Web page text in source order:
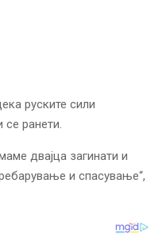
руските сили
се ранети.
двајца загинати и
и спасување“,